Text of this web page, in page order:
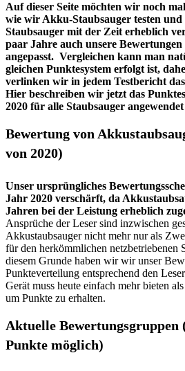
Auf dieser Seite möchten wir noch
wie wir Akku-Staubsauger testen und
Staubsauger mit der Zeit erheblich
paar Jahre auch unsere
angepasst. Vergleichen kann man
gleichen Punktesystem erfolgt ist,
verlinken wir in jedem Testbericht
Hier beschreiben wir jetzt das
2020 für alle Staubsauger
Bewertung von
von 2020)
Unser ursprüngliches
Jahr 2020 verschärft, da
Jahren bei der Leistung erheblich
Ansprüche der Leser sind inzwischen
Akkustaubsauger nicht mehr nur als
für den herkömmlichen netzbetriebenen
diesem Grunde haben wir wir unser
Punkteverteilung entsprechend den
Gerät muss heute einfach mehr bieten
um Punkte zu erhalten.
Aktuelle Bewertungsgruppen
Punkte möglich)